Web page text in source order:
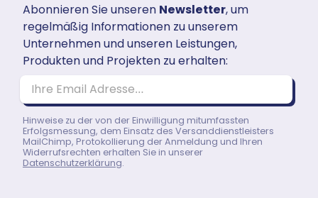
Abonnieren Sie unseren Newsletter, um
regelmäßig Informationen zu unserem
Unternehmen und unseren Leistungen,
Produkten und Projekten zu erhalten:
Ihre Email Adresse…
Hinweise zu der von der Einwilligung mitumfassten
Erfolgsmessung, dem Einsatz des Versanddienstleisters
MailChimp, Protokollierung der Anmeldung und Ihren
Widerrufsrechten erhalten Sie in unserer
Datenschutzerklärung.